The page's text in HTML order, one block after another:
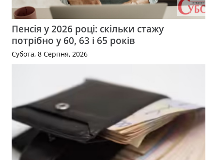
Пенсія у 2026 році: скільки стажу
потрібно у 60, 63 і 65 років
Субота, 8 Серпня, 2026